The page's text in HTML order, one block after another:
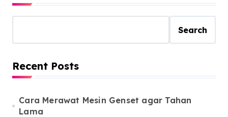
Search
Recent Posts
Cara Merawat Mesin Genset agar Tahan
Lama